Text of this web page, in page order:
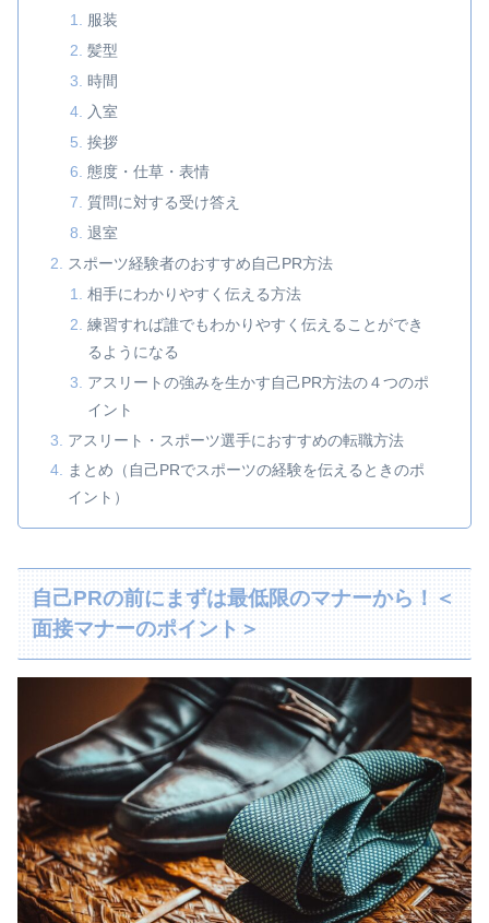
服装
髪型
時間
入室
挨拶
態度・仕草・表情
質問に対する受け答え
退室
スポーツ経験者のおすすめ自己PR方法
相手にわかりやすく伝える方法
練習すれば誰でもわかりやすく伝えることができ
るようになる
アスリートの強みを生かす自己PR方法の４つのポ
イント
アスリート・スポーツ選手におすすめの転職方法
まとめ（自己PRでスポーツの経験を伝えるときのポ
イント）
自己PRの前にまずは最低限のマナーから！＜
面接マナーのポイント＞